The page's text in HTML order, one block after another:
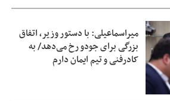
میراسماعیلی: با دستور وزیر، اتفاق
بزرگی برای جودو رخ می‌دهد/ به
کادرفنی و تیم ایمان دارم